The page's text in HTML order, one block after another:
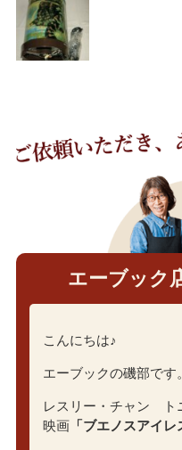
エーブック
こんにちは♪
エーブックの磯部です。
レスリー・チャン ト
映画「ブエノスアイレ